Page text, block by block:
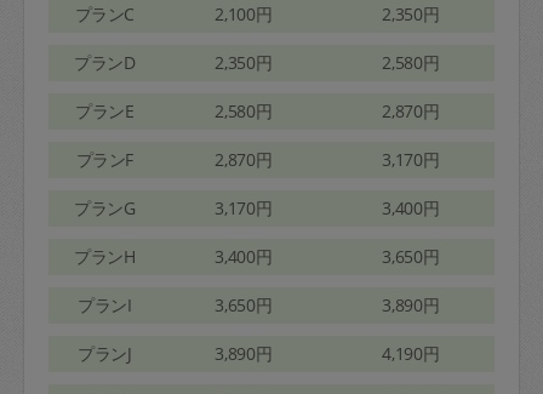
プランC 2,100円 2,350円
プランD 2,350円 2,580円
プランE 2,580円 2,870円
プランF 2,870円 3,170円
プランG 3,170円 3,400円
プランH 3,400円 3,650円
プランI 3,650円 3,890円
プランJ 3,890円 4,190円